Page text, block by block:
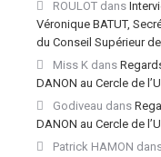
ROULOT dans
Véronique BATUT,
du Conseil Supérieur
Miss K dans
DANON au Cercle de
Godiveau dans
DANON au Cercle de
Patrick HAMON